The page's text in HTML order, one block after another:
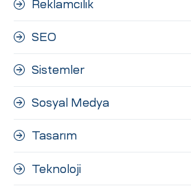
Reklamcılık
SEO
Sistemler
Sosyal Medya
Tasarım
Teknoloji